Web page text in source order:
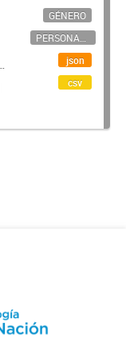
GÉNERO
PERSONAL CIENTÍFICO-TECNOLÓGICO
json
csv